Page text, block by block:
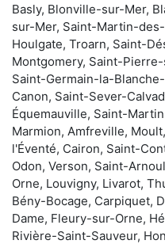
Basly, Blonville-sur-Mer,
sur-Mer, Saint-Martin-
Houlgate, Troarn, Saint-
Montgomery, Saint-
Saint-Germain-la-
Canon, Saint-Sever-
Équemauville, Saint-
Marmion, Amfreville,
l'Éventé, Cairon, Saint-
Odon, Verson, Saint-
Orne, Louvigny, Livarot,
Bény-Bocage, Carpiquet,
Dame, Fleury-sur-Orne,
Rivière-Saint-Sauveur,